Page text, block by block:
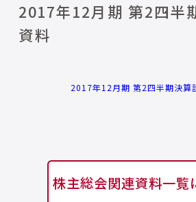
2017年12月期 第2四半
資料
2017年12月期 第2四半期決算
株主総会関連資料一覧